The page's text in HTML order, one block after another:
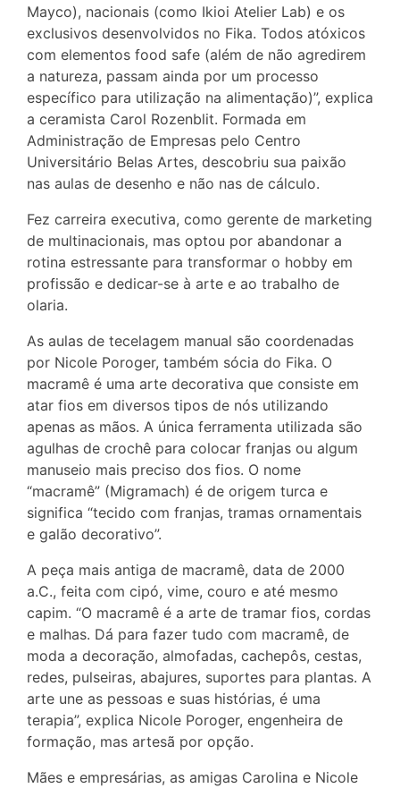
Mayco), nacionais (como Ikioi Atelier Lab) e os
exclusivos desenvolvidos no Fika. Todos atóxicos
com elementos food safe (além de não agredirem
a natureza, passam ainda por um processo
específico para utilização na alimentação)”, explica
a ceramista Carol Rozenblit. Formada em
Administração de Empresas pelo Centro
Universitário Belas Artes, descobriu sua paixão
nas aulas de desenho e não nas de cálculo.
Fez carreira executiva, como gerente de marketing
de multinacionais, mas optou por abandonar a
rotina estressante para transformar o hobby em
profissão e dedicar-se à arte e ao trabalho de
olaria.
As aulas de tecelagem manual são coordenadas
por Nicole Poroger, também sócia do Fika. O
macramê é uma arte decorativa que consiste em
atar fios em diversos tipos de nós utilizando
apenas as mãos. A única ferramenta utilizada são
agulhas de crochê para colocar franjas ou algum
manuseio mais preciso dos fios. O nome
“macramê” (Migramach) é de origem turca e
significa “tecido com franjas, tramas ornamentais
e galão decorativo”.
A peça mais antiga de macramê, data de 2000
a.C., feita com cipó, vime, couro e até mesmo
capim. “O macramê é a arte de tramar fios, cordas
e malhas. Dá para fazer tudo com macramê, de
moda a decoração, almofadas, cachepôs, cestas,
redes, pulseiras, abajures, suportes para plantas. A
arte une as pessoas e suas histórias, é uma
terapia”, explica Nicole Poroger, engenheira de
formação, mas artesã por opção.
Mães e empresárias, as amigas Carolina e Nicole